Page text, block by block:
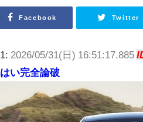
Facebook Twitter
1: 2026/05/31(日) 16:51:17.885
はい完全論破